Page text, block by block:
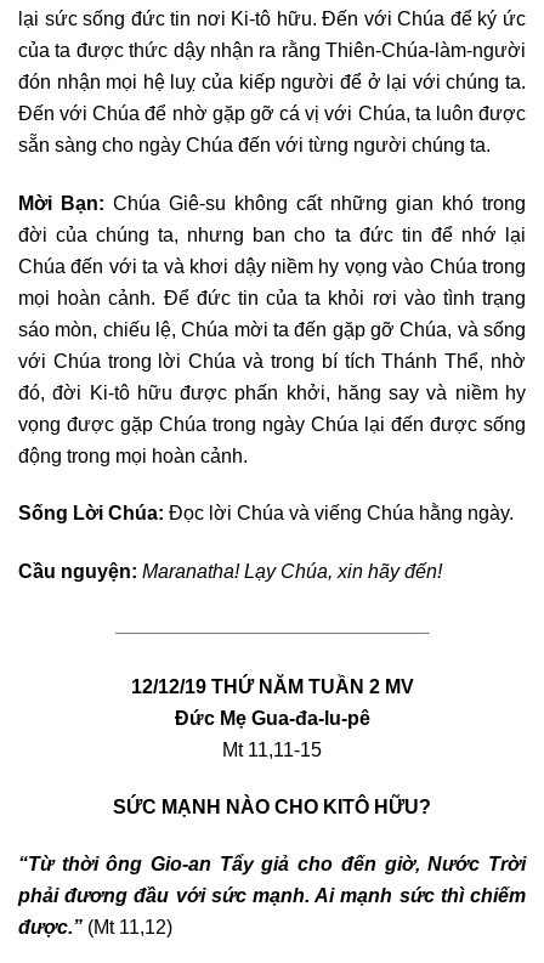
lại sức sống đức tin nơi Ki-tô hữu. Đến với Chúa để ký ức
của ta được thức dậy nhận ra rằng Thiên-Chúa-làm-người
đón nhận mọi hệ luỵ của kiếp người để ở lại với chúng ta.
Đến với Chúa để nhờ gặp gỡ cá vị với Chúa, ta luôn được
sẵn sàng cho ngày Chúa đến với từng người chúng ta.
Mời Bạn: Chúa Giê-su không cất những gian khó trong
đời của chúng ta, nhưng ban cho ta đức tin để nhớ lại
Chúa đến với ta và khơi dậy niềm hy vọng vào Chúa trong
mọi hoàn cảnh. Để đức tin của ta khỏi rơi vào tình trạng
sáo mòn, chiếu lệ, Chúa mời ta đến gặp gỡ Chúa, và sống
với Chúa trong lời Chúa và trong bí tích Thánh Thể, nhờ
đó, đời Ki-tô hữu được phấn khởi, hăng say và niềm hy
vọng được gặp Chúa trong ngày Chúa lại đến được sống
động trong mọi hoàn cảnh.
Sống Lời Chúa: Đọc lời Chúa và viếng Chúa hằng ngày.
Cầu nguyện: Maranatha! Lạy Chúa, xin hãy đến!
————————————————————————————————-
12/12/19 THỨ NĂM TUẦN 2 MV
Đức Mẹ Gua-đa-lu-pê
Mt 11,11-15
SỨC MẠNH NÀO CHO KITÔ HỮU?
“Từ thời ông Gio-an Tẩy giả cho đến giờ, Nước Trời
phải đương đầu với sức mạnh. Ai mạnh sức thì chiếm
được.” (Mt 11,12)